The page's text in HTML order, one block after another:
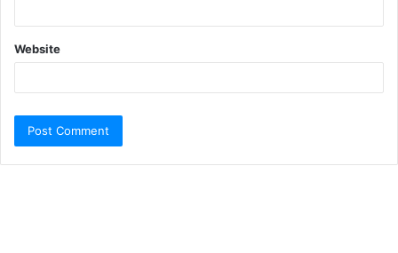
Website